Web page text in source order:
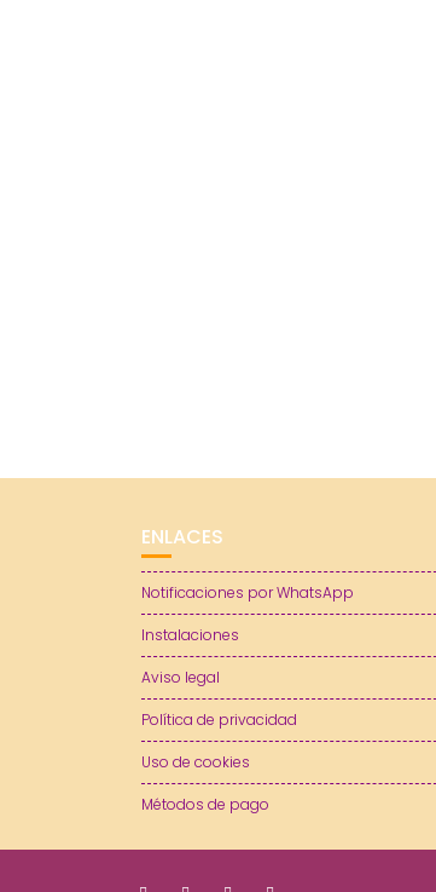
ENLACES
Notificaciones por WhatsApp
Instalaciones
Aviso legal
Política de privacidad
Uso de cookies
Métodos de pago